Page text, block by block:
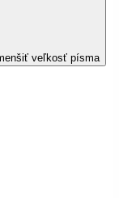
veľkosť písma